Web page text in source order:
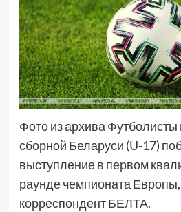
Фото из архива
сборной Беларуси (U-17)
выступление в первом
раунде чемпионата
корреспондент БЕЛТА.